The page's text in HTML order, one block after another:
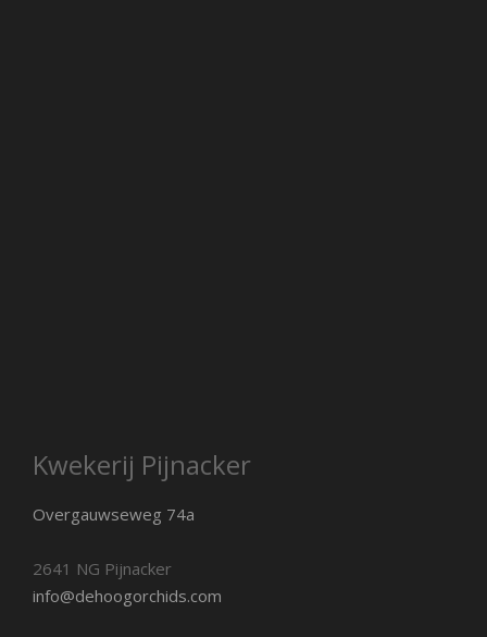
Kwekerij Pijnacker
Overgauwseweg 74a
2641 NG Pijnacker
info@dehoogorchids.com